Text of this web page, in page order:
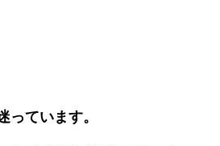
っています。